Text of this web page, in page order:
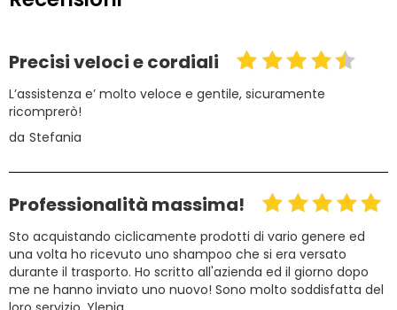
Precisi veloci e cordiali
L’assistenza e’ molto veloce e gentile, sicuramente
ricomprerò!
da Stefania
Professionalità massima!
Sto acquistando ciclicamente prodotti di vario genere ed
una volta ho ricevuto uno shampoo che si era versato
durante il trasporto. Ho scritto all'azienda ed il giorno dopo
me ne hanno inviato uno nuovo! Sono molto soddisfatta del